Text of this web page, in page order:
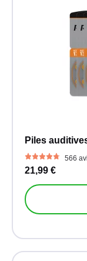
Piles
566
21,99 €